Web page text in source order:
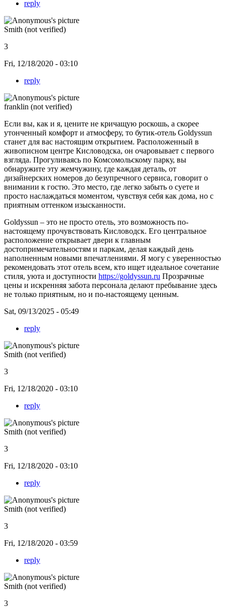
reply
Smith (not verified)
3
Fri, 12/18/2020 - 03:10
reply
franklin (not verified)
Если вы, как и я, цените не кричащую роскошь, а скорее
утонченный комфорт и атмосферу, то бутик-отель Goldyssun
станет для вас настоящим открытием. Расположенный в
живописном центре Кисловодска, он очаровывает с первого
взгляда. Прогуливаясь по Комсомольскому парку, вы
обнаружите эту жемчужину, где каждая деталь, от
дизайнерских номеров до безупречного сервиса, говорит о
внимании к гостю. Это место, где легко забыть о суете и
просто наслаждаться моментом, чувствуя себя как дома, но с
приятным оттенком изысканности.
Goldyssun – это не просто отель, это возможность по-
настоящему прочувствовать Кисловодск. Его центральное
расположение открывает двери к главным
достопримечательностям и паркам, делая каждый день
наполненным новыми впечатлениями. Я могу с уверенностью
рекомендовать этот отель всем, кто ищет идеальное сочетание
стиля, уюта и доступности https://goldyssun.ru Прозрачные
цены и искренняя забота персонала делают пребывание здесь
не только приятным, но и по-настоящему ценным.
Sat, 09/13/2025 - 05:49
reply
Smith (not verified)
3
Fri, 12/18/2020 - 03:10
reply
Smith (not verified)
3
Fri, 12/18/2020 - 03:10
reply
Smith (not verified)
3
Fri, 12/18/2020 - 03:59
reply
Smith (not verified)
3